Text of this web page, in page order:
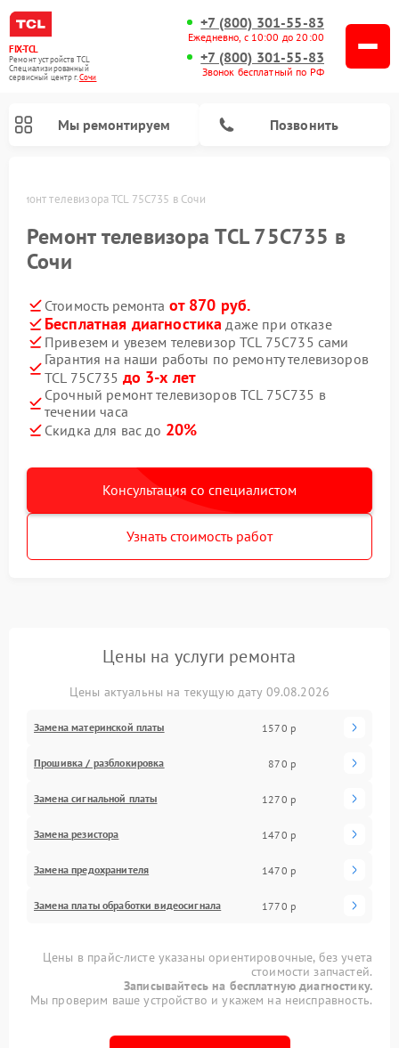
FIX-TCL
Ремонт устройств TCL
Специализированный
cервисный центр г.Сочи
+7 (800) 301-55-83
Ежедневно, с 10:00 до 20:00
+7 (800) 301-55-83
Звонок бесплатный по РФ
Мы ремонтируем Позвонить
Ремонт телевизора TCL 75C735 в Сочи
Ремонт телевизора TCL 75C735 в
Сочи
Стоимость ремонта от 870 руб.
Бесплатная диагностика даже при отказе
Привезем и увезем телевизор TCL 75C735 сами
Гарантия на наши работы по ремонту телевизоров
TCL 75C735 до 3-х лет
Срочный ремонт телевизоров TCL 75C735 в
течении часа
Скидка для вас до 20%
Консультация со специалистом
Узнать стоимость работ
Цены на услуги ремонта
Цены актуальны на текущую дату 09.08.2026
Замена материнской платы 1570 р
Прошивка / разблокировка 870 р
Замена сигнальной платы 1270 р
Замена резистора 1470 р
Замена предохранителя 1470 р
Замена платы обработки видеосигнала 1770 р
Цены в прайс-листе указаны ориентировочные, без учета
стоимости запчастей.
Записывайтесь на бесплатную диагностику.
Мы проверим ваше устройство и укажем на неисправность.